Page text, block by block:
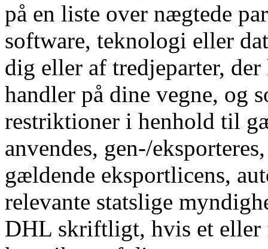
på en liste over nægtede
software, teknologi eller
dig eller af tredjeparter,
handler på dine vegne, og
restriktioner i henhold til
anvendes, gen-/
gældende eksportlicens,
relevante statslige
DHL skriftligt, hvis et eller